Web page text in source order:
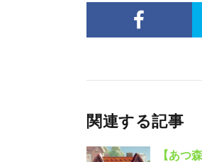
関連する記事
【あつ